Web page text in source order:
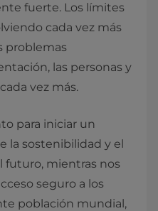
fuerte. Los límites
cada vez más
problemas
las personas y
vez más.
para iniciar un
la sostenibilidad y el
futuro, mientras nos
seguro a los
población mundial,